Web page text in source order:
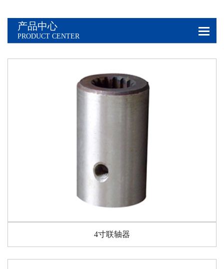
产品中心
PRODUCT CENTER
4寸联轴器